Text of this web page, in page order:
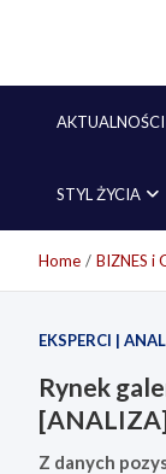
AKTUALNOŚCI
STYL ŻYCIA
Home BIZNES i
EKSPERCI |
Rynek
Z danych